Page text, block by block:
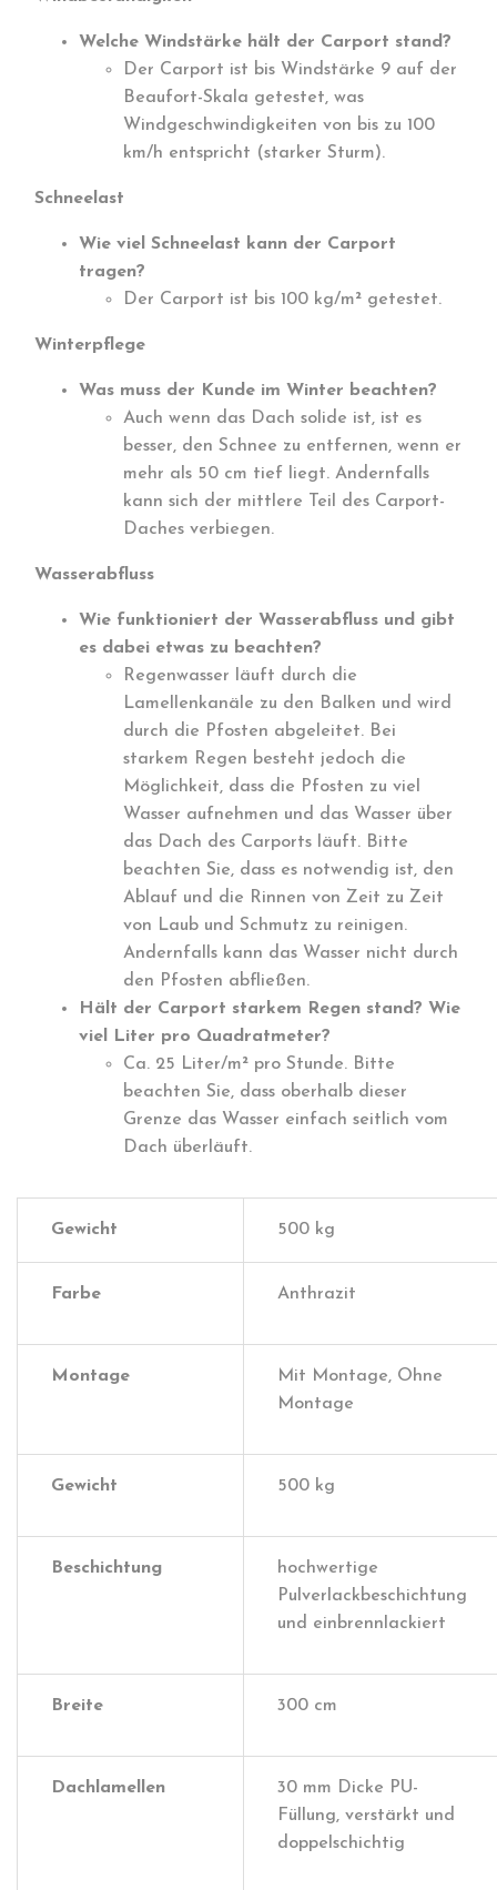
Welche Windstärke hält der Carport stand?
Der Carport ist bis Windstärke 9 auf der
Beaufort-Skala getestet, was
Windgeschwindigkeiten von bis zu 100
km/h entspricht (starker Sturm).
Schneelast
Wie viel Schneelast kann der Carport
tragen?
Der Carport ist bis 100 kg/m² getestet.
Winterpflege
Was muss der Kunde im Winter beachten?
Auch wenn das Dach solide ist, ist es
besser, den Schnee zu entfernen, wenn er
mehr als 50 cm tief liegt. Andernfalls
kann sich der mittlere Teil des Carport-
Daches verbiegen.
Wasserabfluss
Wie funktioniert der Wasserabfluss und gibt
es dabei etwas zu beachten?
Regenwasser läuft durch die
Lamellenkanäle zu den Balken und wird
durch die Pfosten abgeleitet. Bei
starkem Regen besteht jedoch die
Möglichkeit, dass die Pfosten zu viel
Wasser aufnehmen und das Wasser über
das Dach des Carports läuft. Bitte
beachten Sie, dass es notwendig ist, den
Ablauf und die Rinnen von Zeit zu Zeit
von Laub und Schmutz zu reinigen.
Andernfalls kann das Wasser nicht durch
den Pfosten abfließen.
Hält der Carport starkem Regen stand? Wie
viel Liter pro Quadratmeter?
Ca. 25 Liter/m² pro Stunde. Bitte
beachten Sie, dass oberhalb dieser
Grenze das Wasser einfach seitlich vom
Dach überläuft.
Gewicht 500 kg
Farbe Anthrazit
Montage
Mit Montage, Ohne
Montage
Gewicht 500 kg
Beschichtung
hochwertige
Pulverlackbeschichtung
und einbrennlackiert
Breite 300 cm
Dachlamellen
30 mm Dicke PU-
Füllung, verstärkt und
doppelschichtig